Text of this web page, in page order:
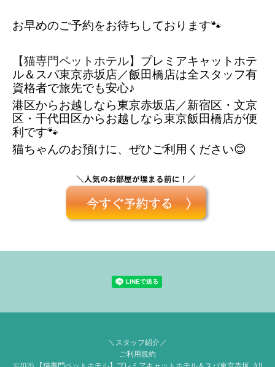
お早めのご予約をお待ちしております🐾
【猫専門ペットホテル】 プレミアキャットホテ
ル＆スパ東京赤坂店／飯田橋店は全スタッフ有
資格者で旅先でも安心♪
港区からお越しなら東京赤坂店／新宿区・文京
区・千代田区からお越しなら東京飯田橋店が便
利です🐾
猫ちゃんのお預けに、ぜひご利用ください😊
＼スタッフ紹介／
ご利用規約